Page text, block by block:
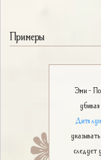
Примеры
Эми -
Дитя
следует